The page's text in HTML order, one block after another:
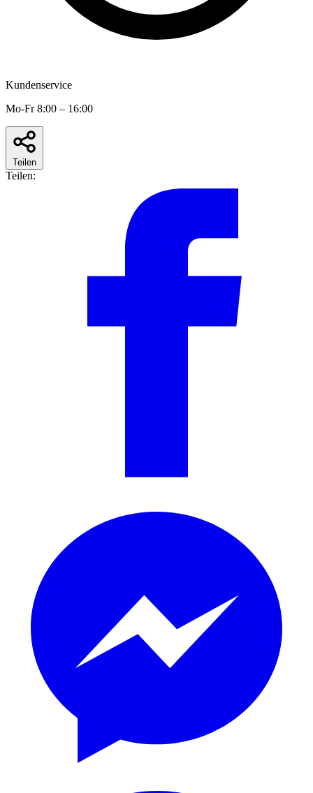
Kundenservice
Mo-Fr 8:00 – 16:00
Teilen
Teilen: